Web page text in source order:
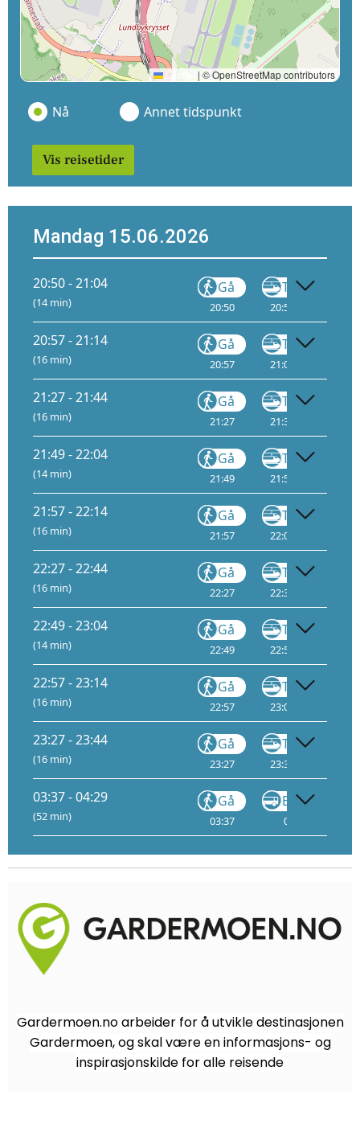
Leaflet | © OpenStreetMap contributors
Nå Annet tidspunkt
Vis reisetider
Mandag 15.06.2026
20:50 - 21:04
(14 min)
Gå
20:50
Tog
20:53
20:57 - 21:14
(16 min)
Gå
20:57
Tog
21:01
21:27 - 21:44
(16 min)
Gå
21:27
Tog
21:31
21:49 - 22:04
(14 min)
Gå
21:49
Tog
21:53
21:57 - 22:14
(16 min)
Gå
21:57
Tog
22:01
22:27 - 22:44
(16 min)
Gå
22:27
Tog
22:31
22:49 - 23:04
(14 min)
Gå
22:49
Tog
22:53
22:57 - 23:14
(16 min)
Gå
22:57
Tog
23:01
23:27 - 23:44
(16 min)
Gå
23:27
Tog
23:31
03:37 - 04:29
(52 min)
Gå
03:37
Buss
03:41
Gardermoen.no arbeider for å utvikle destinasjonen
Gardermoen, og skal være en informasjons- og
inspirasjonskilde for alle reisende